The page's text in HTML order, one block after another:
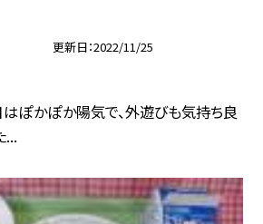
更新日 2022/11/25
はぽかぽか陽気で、外遊びも気持ち良
...